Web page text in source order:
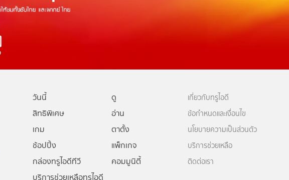
วันนี้
ดู
สิทธิพิเศษ
อ่าน
เกม
ตาตั้ง
ช้อปปิ้ง
แพ็กเกจ
กล่องทรูไอดีทีวี
คอมมูนิตี้
บริการช่วยเหลือทรูไอดี
เกี่ยวกับทรูไอดี
ข้อกำหนดและเงื่อนไข
นโยบายความเป็นส่วนตัว
บริการช่วยเหลือ
ติดต่อเรา